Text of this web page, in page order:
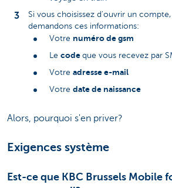
Si vous choisissez d'ouvrir un
demandons ces informations:
Votre numéro de gsm
Le code que vous recevez par
Votre adresse e-mail
Votre date de naissance
Alors, pourquoi s'en priver?
Exigences système
Est-ce que KBC Brussels Mobile